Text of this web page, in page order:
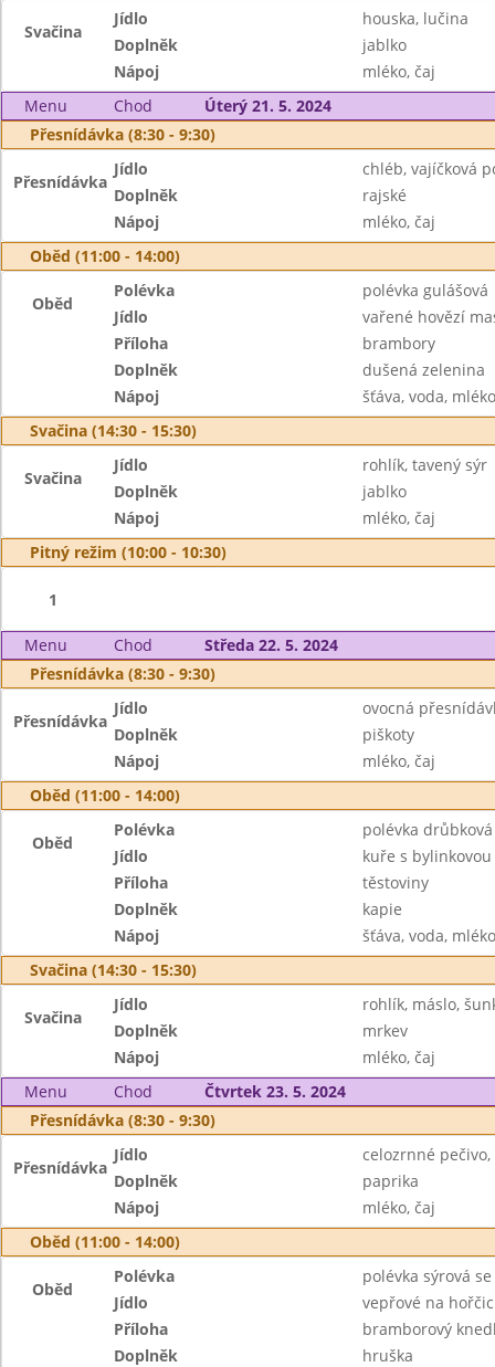
Svačina
Jídlo
houska, lučina
Doplněk
jablko
Nápoj
mléko, čaj
Menu
Chod
Úterý 21. 5. 2024
Přesnídávka (8:30 - 9:30)
Přesnídávka
Jídlo
chléb, vajíčková
Doplněk
rajské
Nápoj
mléko, čaj
Oběd (11:00 - 14:00)
Oběd
Polévka
polévka gulášová
Jídlo
vařené hovězí
Příloha
brambory
Doplněk
dušená zelenina
Nápoj
šťáva, voda, mléko
Svačina (14:30 - 15:30)
Svačina
Jídlo
rohlík, tavený sýr
Doplněk
jablko
Nápoj
mléko, čaj
Pitný režim (10:00 - 10:30)
1
Menu Chod
Středa 22. 5. 2024
Přesnídávka (8:30 - 9:30)
Přesnídávka
Jídlo
ovocná
Doplněk
piškoty
Nápoj
mléko, čaj
Oběd (11:00 - 14:00)
Oběd
Polévka
polévka
Jídlo
kuře s
Příloha
těstoviny
Doplněk
kapie
Nápoj
šťáva, voda, mléko
Svačina (14:30 - 15:30)
Svačina
Jídlo
rohlík, máslo,
Doplněk
mrkev
Nápoj
mléko, čaj
Menu
Chod
Čtvrtek 23. 5. 2024
Přesnídávka (8:30 - 9:30)
Přesnídávka
Jídlo
celozrnné
Doplněk
paprika
Nápoj
mléko, čaj
Oběd (11:00 - 14:00)
Oběd
Polévka
polévka sýrová
Jídlo
vepřové na
Příloha
bramborový
Doplněk
hruška